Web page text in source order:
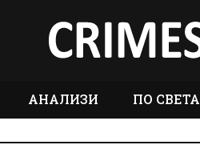
АНАЛИЗИ ПО СВЕТА